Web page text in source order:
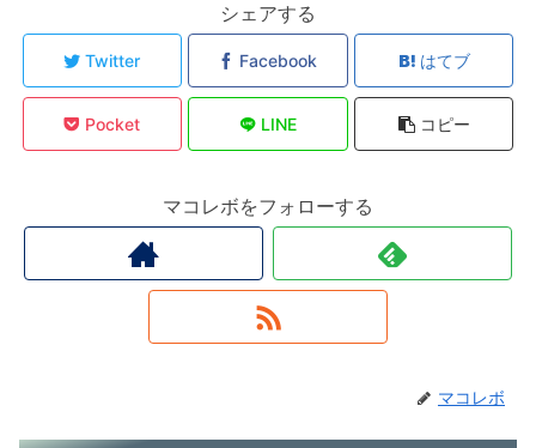
シェアする
Twitter Facebook はてブ
Pocket LINE コピー
マコレボをフォローする
マコレボ